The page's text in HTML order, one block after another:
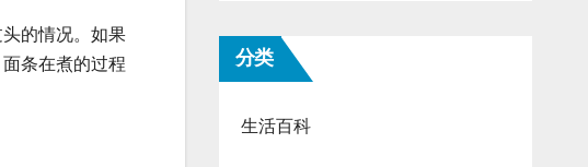
的情况。如果
条在煮的过程
分类
生活百科